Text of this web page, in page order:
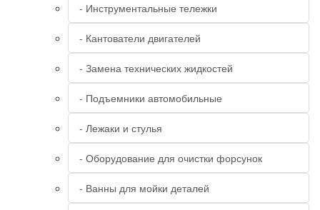
- Инструментальные тележки
- Кантователи двигателей
- Замена технических жидкостей
- Подъемники автомобильные
- Лежаки и стулья
- Оборудование для очистки форсунок
- Ванны для мойки деталей